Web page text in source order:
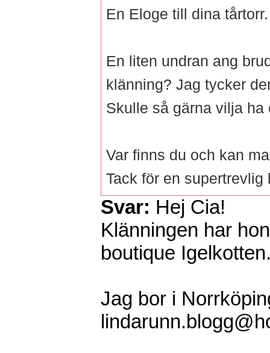
En Eloge till dina
En liten undran ang
klänning? Jag tycker
Skulle så gärna vilja ha
Var finns du och kan
Tack för en supertrevlig
Svar: Hej Cia!
Klänningen har
boutique
Jag bor i